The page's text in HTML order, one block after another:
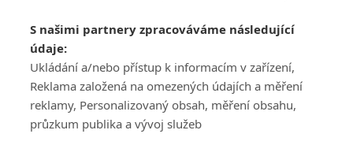
Šéfredaktorkou webu jePetr Slavík, e-mailserialy@fandimefilmu.cz
Máte-li zájem o inzerci na našem webu napište nám na e-mail
studio@koncal.com
Ochrana osobních údajů|Zásady používání cookies |Pravidla webu
Upravit nastavení soukromí
S našimi partnery zpracováváme následující
údaje:
Ukládání a/nebo přístup k informacím v zařízení,
Reklama založená na omezených údajích a měření
reklamy, Personalizovaný obsah, měření obsahu,
průzkum publika a vývoj služeb